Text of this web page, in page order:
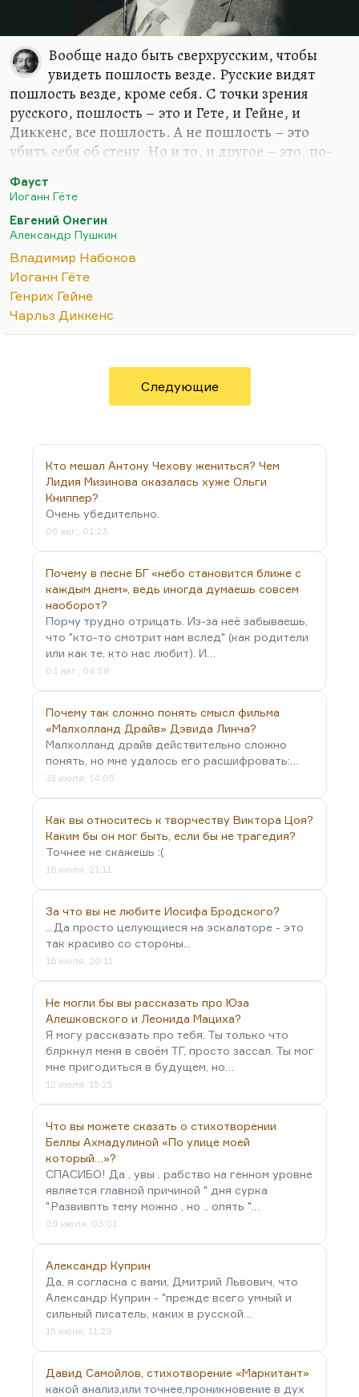
Вообще надо быть сверхрусским, чтобы
увидеть пошлость везде. Русские видят
пошлость везде, кроме себя. С точки зрения
русского, пошлость – это и Гете, и Гейне, и
Диккенс, все пошлость. А не пошлость – это
убить себя об стену. Но и то, и другое – это, по-
стену – пошлость, по-моему, гораздо большая.
Я не думаю, что Набоков всерьез это говорит.
Набоков как раз из тех русских, которые умеют
уважать чужое. Я тут давеча для студенческих
нужд перечитывал комментарий Набокова к
«Онегину». Сам перевод я не беру, перевод,
конечно, обычный прозаический. Но
комментарий гениальный. Набоков проследил и
количество вкусных…
Фауст
Иоганн Гёте
Евгений Онегин
Александр Пушкин
Владимир Набоков
Иоганн Гёте
Генрих Гейне
Чарльз Диккенс
Следующие
Кто мешал Антону Чехову жениться? Чем
Лидия Мизинова оказалась хуже Ольги
Книппер?
Очень убедительно.
06 авг., 01:23
Почему в песне БГ «небо становится ближе с
каждым днем», ведь иногда думаешь совсем
наоборот?
Порчу трудно отрицать. Из-за неё забываешь,
что "кто-то смотрит нам вслед" (как родители
или как те, кто нас любит). И…
03 авг., 04:58
Почему так сложно понять смысл фильма
«Малхолланд Драйв» Дэвида Линча?
Малхолланд драйв действительно сложно
понять, но мне удалось его расшифровать:…
31 июля, 14:05
Как вы относитесь к творчеству Виктора Цоя?
Каким бы он мог быть, если бы не трагедия?
Точнее не скажешь :(
16 июля, 21:11
За что вы не любите Иосифа Бродского?
...Да просто целующиеся на эскалаторе - это
так красиво со стороны...
16 июля, 20:11
Не могли бы вы рассказать про Юза
Алешковского и Леонида Мациха?
Я могу рассказать про тебя. Ты только что
блркнул меня в своём ТГ, просто зассал. Ты мог
мне пригодиться в будущем, но…
12 июля, 15:25
Что вы можете сказать о стихотворении
Беллы Ахмадулиной «По улице моей
который…»?
СПАСИБО! Да , увы . рабство на генном уровне
является главной причиной " дня сурка
".Развивпть тему можно , но .. опять "…
09 июля, 03:01
Александр Куприн
Да, я согласна с вами, Дмитрий Львович, что
Александр Куприн - "прежде всего умный и
сильный писатель, каких в русской…
15 июня, 11:29
Давид Самойлов, стихотворение «Маркитант»
какой анализ,или точнее,проникновение в дух